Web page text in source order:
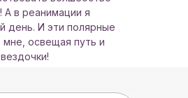
в реанимации я
день. И эти полярные
освещая путь и